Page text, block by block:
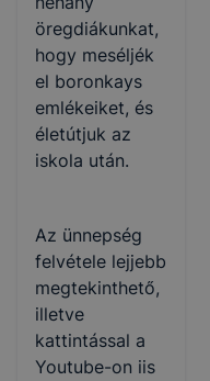
öregdiákunkat,
hogy meséljék
el boronkays
emlékeiket, és
életútjuk az
iskola után.
Az ünnepség
felvétele lejjebb
megtekinthető,
illetve
kattintással a
Youtube-on iis